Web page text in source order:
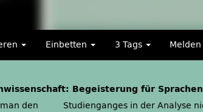
Einbetten 3 Tags Melden
Begeisterung für Sprachen
den
nicht-